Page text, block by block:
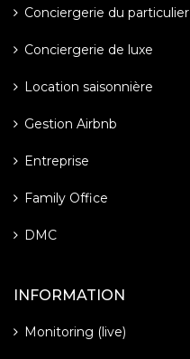
Conciergerie du particulier
Conciergerie de luxe
Location saisonnière
Gestion Airbnb
Entreprise
Family Office
DMC
INFORMATION
Monitoring (live)